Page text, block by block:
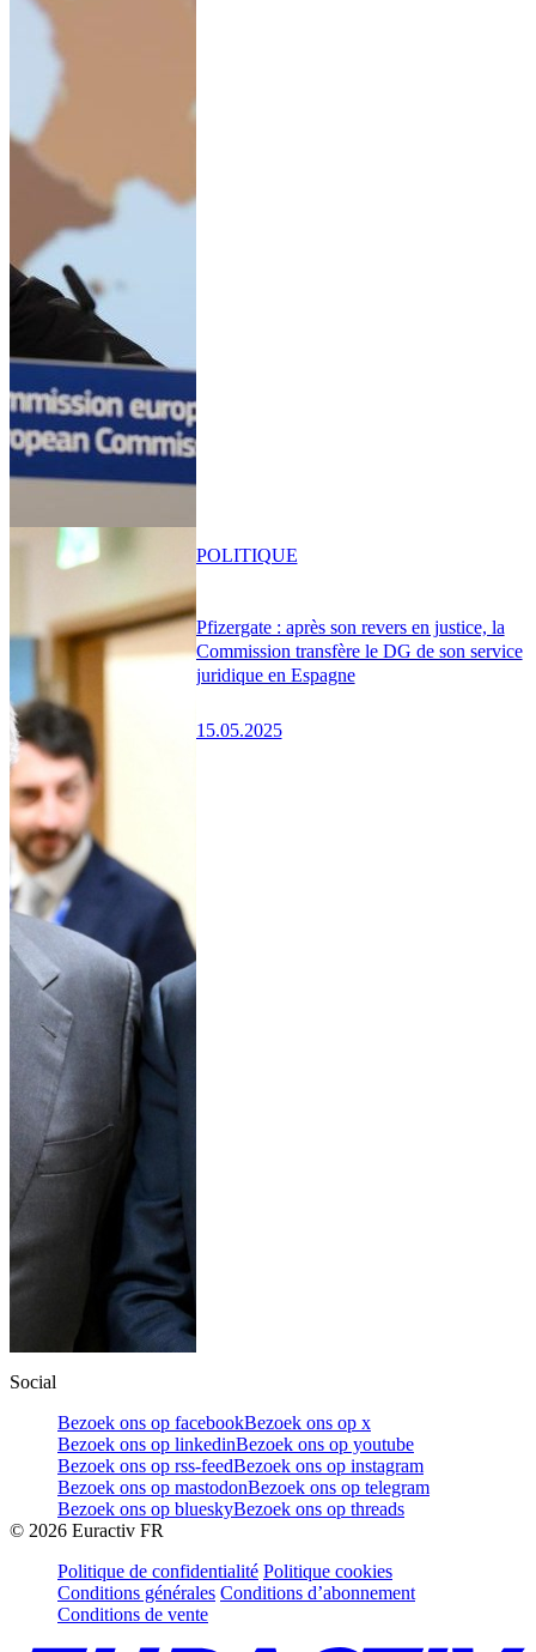
Pfizergate : après son revers en justice, la
Commission transfère le DG de son service
juridique en Espagne
15.05.2025
POLITIQUE
Social
Bezoek ons op facebookBezoek ons op x
Bezoek ons op linkedinBezoek ons op youtube
Bezoek ons op rss-feedBezoek ons op instagram
Bezoek ons op mastodonBezoek ons op telegram
Bezoek ons op blueskyBezoek ons op threads
© 2026 Euractiv FR
Politique de confidentialité Politique cookies
Conditions générales Conditions d’abonnement
Conditions de vente